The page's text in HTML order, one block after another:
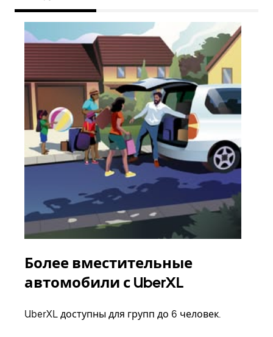
Более вместительные
автомобили с UberXL
UberXL доступны для групп до 6 человек.